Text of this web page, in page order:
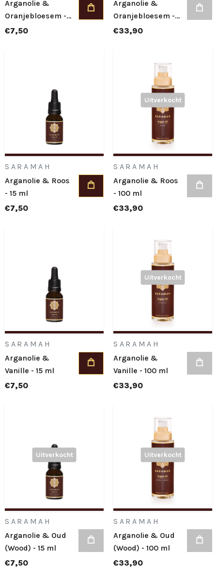
Arganolie &
Oranjebloesem -
15 ml
€7,50
Arganolie &
Oranjebloesem -
100 ml
€33,90
SARAMAH
Arganolie & Roos
- 15 ml
€7,50
Uitverkocht
SARAMAH
Arganolie & Roos
- 100 ml
€33,90
SARAMAH
Arganolie &
Vanille - 15 ml
€7,50
Uitverkocht
SARAMAH
Arganolie &
Vanille - 100 ml
€33,90
Uitverkocht
SARAMAH
Arganolie & Oud
(Wood) - 15 ml
€7,50
Uitverkocht
SARAMAH
Arganolie & Oud
(Wood) - 100 ml
€33,90